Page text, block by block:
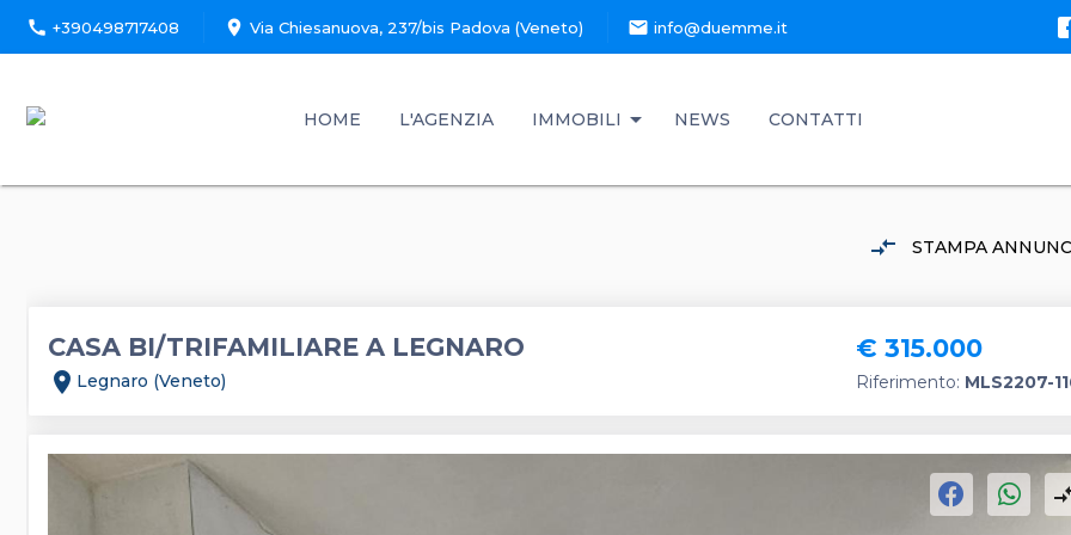
call +390498717408 location_on Via Chiesanuova, 237/bis Padova (Veneto) mail info@duemme.it
HOME L'AGENZIA IMMOBILI NEWS CONTATTI
compare_arrows STAMPA
CASA BI/TRIFAMILIARE A LEGNARO
location_on Legnaro (Veneto)
€ 315.000
Riferimento: MLS2207-